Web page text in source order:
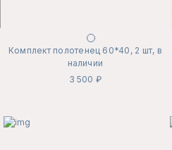
Комплект полотенец 60*40, 2 шт, в
наличии
3 500 ₽